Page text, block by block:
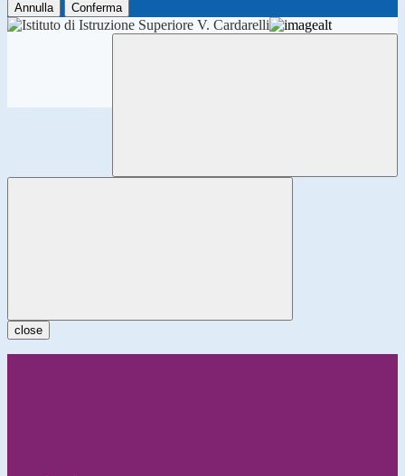
Annulla Conferma
close